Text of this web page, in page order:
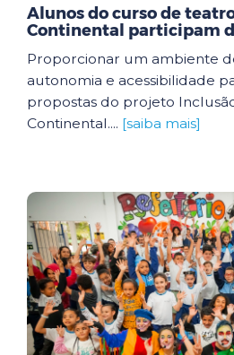
Alunos do curso de
Continental participam
Proporcionar um ambiente
autonomia e acessibilidade
propostas do projeto
Continental.... [saiba mais]